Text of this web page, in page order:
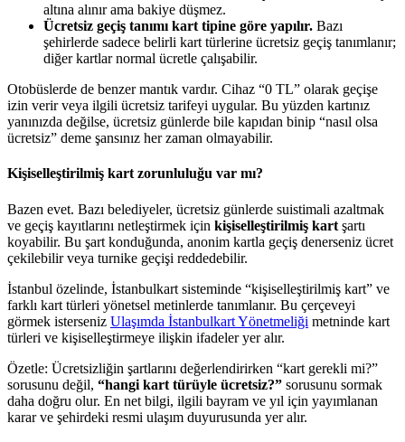
altına alınır ama bakiye düşmez.
Ücretsiz geçiş tanımı kart tipine göre yapılır. Bazı
şehirlerde sadece belirli kart türlerine ücretsiz geçiş tanımlanır;
diğer kartlar normal ücretle çalışabilir.
Otobüslerde de benzer mantık vardır. Cihaz “0 TL” olarak geçişe
izin verir veya ilgili ücretsiz tarifeyi uygular. Bu yüzden kartınız
yanınızda değilse, ücretsiz günlerde bile kapıdan binip “nasıl olsa
ücretsiz” deme şansınız her zaman olmayabilir.
Kişiselleştirilmiş kart zorunluluğu var mı?
Bazen evet. Bazı belediyeler, ücretsiz günlerde suistimali azaltmak
ve geçiş kayıtlarını netleştirmek için kişiselleştirilmiş kart şartı
koyabilir. Bu şart konduğunda, anonim kartla geçiş denerseniz ücret
çekilebilir veya turnike geçişi reddedebilir.
İstanbul özelinde, İstanbulkart sisteminde “kişiselleştirilmiş kart” ve
farklı kart türleri yönetsel metinlerde tanımlanır. Bu çerçeveyi
görmek isterseniz Ulaşımda İstanbulkart Yönetmeliği metninde kart
türleri ve kişiselleştirmeye ilişkin ifadeler yer alır.
Özetle: Ücretsizliğin şartlarını değerlendirirken “kart gerekli mi?”
sorusunu değil, “hangi kart türüyle ücretsiz?” sorusunu sormak
daha doğru olur. En net bilgi, ilgili bayram ve yıl için yayımlanan
karar ve şehirdeki resmi ulaşım duyurusunda yer alır.